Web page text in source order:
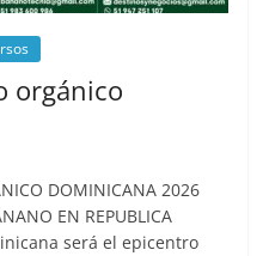
orgánico
DOMINICANA 2026
EN REPUBLICA
será el epicentro